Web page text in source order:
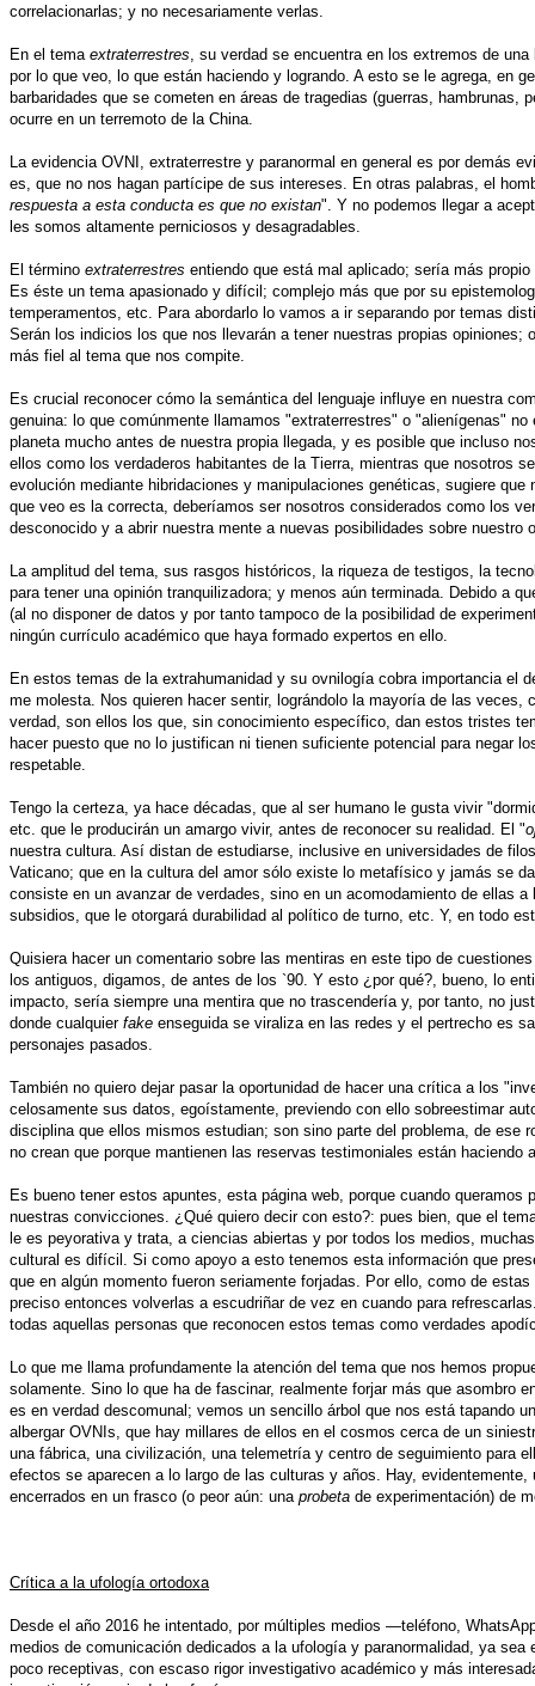
correlacionarlas; y no necesariamente verlas.
En el tema extraterrestres, su verdad se encuentra en los extremos de
por lo que veo, lo que están haciendo y logrando. A esto se le agrega, en
barbaridades que se cometen en áreas de tragedias (guerras,
ocurre en un terremoto de la China.
La evidencia OVNI, extraterrestre y paranormal en general es por demás
es, que no nos hagan partícipe de sus intereses. En otras palabras, el
respuesta a esta conducta es que no existan". Y no podemos llegar a
les somos altamente perniciosos y desagradables.
El término extraterrestres entiendo que está mal aplicado; sería más
Es éste un tema apasionado y difícil; complejo más que por su
temperamentos, etc. Para abordarlo lo vamos a ir separando por temas
Serán los indicios los que nos llevarán a tener nuestras propias opiniones;
más fiel al tema que nos compite.
Es crucial reconocer cómo la semántica del lenguaje influye en nuestra
genuina: lo que comúnmente llamamos "extraterrestres" o "alienígenas"
planeta mucho antes de nuestra propia llegada, y es posible que incluso
ellos como los verdaderos habitantes de la Tierra, mientras que nosotros
evolución mediante hibridaciones y manipulaciones genéticas, sugiere
que veo es la correcta, deberíamos ser nosotros considerados como los
desconocido y a abrir nuestra mente a nuevas posibilidades sobre nuestro
La amplitud del tema, sus rasgos históricos, la riqueza de testigos, la
para tener una opinión tranquilizadora; y menos aún terminada. Debido a
(al no disponer de datos y por tanto tampoco de la posibilidad de
ningún currículo académico que haya formado expertos en ello.
En estos temas de la extrahumanidad y su ovnilogía cobra importancia
me molesta. Nos quieren hacer sentir, lográndolo la mayoría de las
verdad, son ellos los que, sin conocimiento específico, dan estos tristes
hacer puesto que no lo justifican ni tienen suficiente potencial para negar
respetable.
Tengo la certeza, ya hace décadas, que al ser humano le gusta vivir
etc. que le producirán un amargo vivir, antes de reconocer su realidad. El "
nuestra cultura. Así distan de estudiarse, inclusive en universidades de
Vaticano; que en la cultura del amor sólo existe lo metafísico y jamás se
consiste en un avanzar de verdades, sino en un acomodamiento de ellas
subsidios, que le otorgará durabilidad al político de turno, etc. Y, en todo
Quisiera hacer un comentario sobre las mentiras en este tipo de
los antiguos, digamos, de antes de los `90. Y esto ¿por qué?, bueno, lo
impacto, sería siempre una mentira que no trascendería y, por tanto, no
donde cualquier fake enseguida se viraliza en las redes y el pertrecho es
personajes pasados.
También no quiero dejar pasar la oportunidad de hacer una crítica a los
celosamente sus datos, egoístamente, previendo con ello sobreestimar
disciplina que ellos mismos estudian; son sino parte del problema, de
no crean que porque mantienen las reservas testimoniales están
Es bueno tener estos apuntes, esta página web, porque cuando
nuestras convicciones. ¿Qué quiero decir con esto?: pues bien, que el
le es peyorativa y trata, a ciencias abiertas y por todos los medios,
cultural es difícil. Si como apoyo a esto tenemos esta información que
que en algún momento fueron seriamente forjadas. Por ello, como de
preciso entonces volverlas a escudriñar de vez en cuando para
todas aquellas personas que reconocen estos temas como verdades
Lo que me llama profundamente la atención del tema que nos hemos
solamente. Sino lo que ha de fascinar, realmente forjar más que asombro
es en verdad descomunal; vemos un sencillo árbol que nos está tapando
albergar OVNIs, que hay millares de ellos en el cosmos cerca de un
una fábrica, una civilización, una telemetría y centro de seguimiento para
efectos se aparecen a lo largo de las culturas y años. Hay,
encerrados en un frasco (o peor aún: una probeta de experimentación) de
Crítica a la ufología ortodoxa
Desde el año 2016 he intentado, por múltiples medios —teléfono,
medios de comunicación dedicados a la ufología y paranormalidad, ya
poco receptivas, con escaso rigor investigativo académico y más